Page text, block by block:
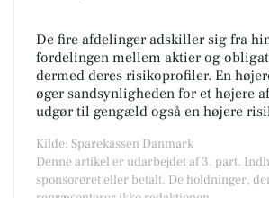
De fire afdelinger adskiller sig fra
fordelingen mellem aktier og
dermed deres risikoprofiler. En
øger sandsynligheden for et højere
udgør til gengæld også en højere
Kilde: Sparekassen Danmark
Denne artikel er udarbejdet af 3. part.
sponsoreret eller betalt. De holdninger,